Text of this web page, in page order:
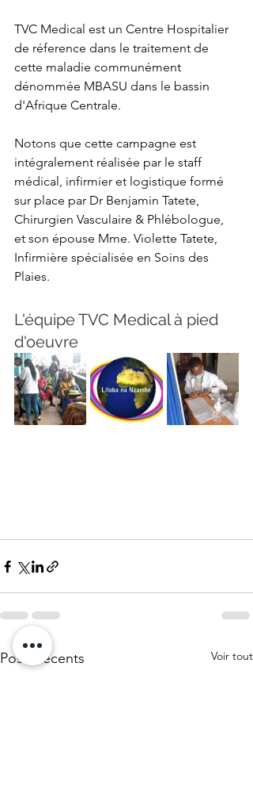
TVC Medical est un Centre Hospitalier
de réference dans le traitement de
cette maladie communément
dénommée MBASU dans le bassin
d'Afrique Centrale.
Notons que cette campagne est
intégralement réalisée par le staff
médical, infirmier et logistique formé
sur place par Dr Benjamin Tatete,
Chirurgien Vasculaire & Phlébologue,
et son épouse Mme. Violette Tatete,
Infirmière spécialisée en Soins des
Plaies.
L'équipe TVC Medical à pied
d'oeuvre
Posts récents Voir tout